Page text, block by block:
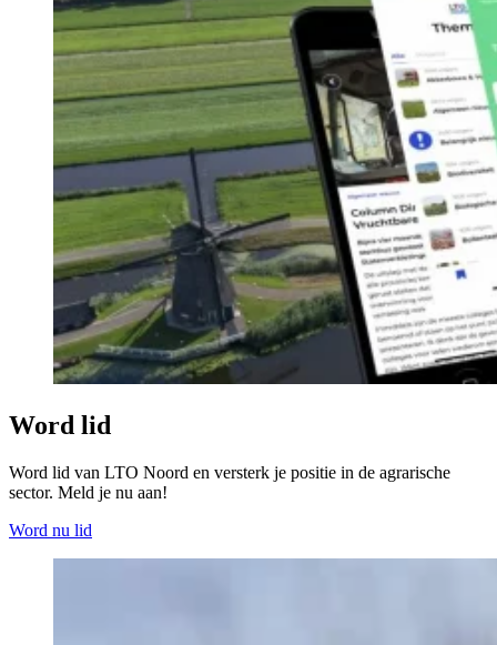
Word lid
Word lid van LTO Noord en versterk je positie in de agrarische
sector. Meld je nu aan!
Word nu lid